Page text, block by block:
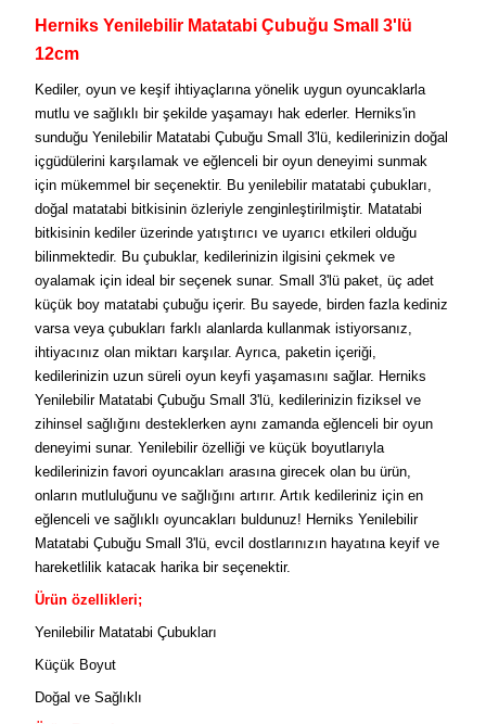
Herniks Yenilebilir Matatabi Çubuğu Small 3'lü
12cm
Kediler, oyun ve keşif ihtiyaçlarına yönelik uygun oyuncaklarla
mutlu ve sağlıklı bir şekilde yaşamayı hak ederler. Herniks'in
sunduğu Yenilebilir Matatabi Çubuğu Small 3'lü, kedilerinizin doğal
içgüdülerini karşılamak ve eğlenceli bir oyun deneyimi sunmak
için mükemmel bir seçenektir. Bu yenilebilir matatabi çubukları,
doğal matatabi bitkisinin özleriyle zenginleştirilmiştir. Matatabi
bitkisinin kediler üzerinde yatıştırıcı ve uyarıcı etkileri olduğu
bilinmektedir. Bu çubuklar, kedilerinizin ilgisini çekmek ve
oyalamak için ideal bir seçenek sunar. Small 3'lü paket, üç adet
küçük boy matatabi çubuğu içerir. Bu sayede, birden fazla kediniz
varsa veya çubukları farklı alanlarda kullanmak istiyorsanız,
ihtiyacınız olan miktarı karşılar. Ayrıca, paketin içeriği,
kedilerinizin uzun süreli oyun keyfi yaşamasını sağlar. Herniks
Yenilebilir Matatabi Çubuğu Small 3'lü, kedilerinizin fiziksel ve
zihinsel sağlığını desteklerken aynı zamanda eğlenceli bir oyun
deneyimi sunar. Yenilebilir özelliği ve küçük boyutlarıyla
kedilerinizin favori oyuncakları arasına girecek olan bu ürün,
onların mutluluğunu ve sağlığını artırır. Artık kedileriniz için en
eğlenceli ve sağlıklı oyuncakları buldunuz! Herniks Yenilebilir
Matatabi Çubuğu Small 3'lü, evcil dostlarınızın hayatına keyif ve
hareketlilik katacak harika bir seçenektir.
Ürün özellikleri;
Yenilebilir Matatabi Çubukları
Küçük Boyut
Doğal ve Sağlıklı